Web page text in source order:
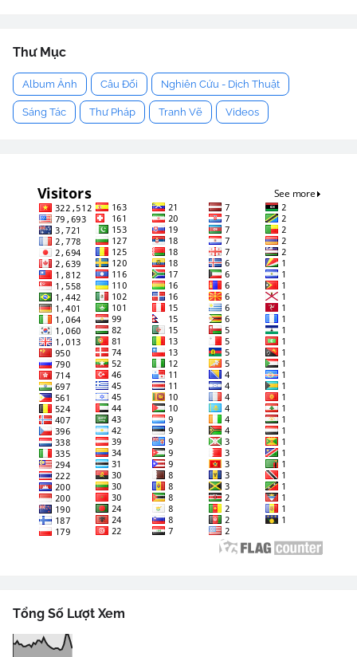
Thư Mục
Album Ảnh Câu Đối Nghiên Cứu - Dịch Thuật
Sáng Tác Thư Pháp Tranh Vẽ Videos
Tổng Số Lượt Xem